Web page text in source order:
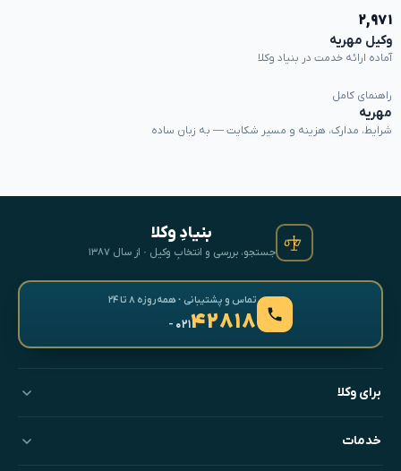
۲,۹۷۱
وکیل مهریه
آماده ارائه خدمت در بنیاد وکلا
راهنمای کامل
مهریه
شرایط، مدارک، هزینه و مسیر شکایت — به زبان ساده
بنیادِ وکلا
جستجو، بررسی و انتخابِ وکیل · از سال ۱۳۸۷
تماس و پشتیبانی · همه‌روزه ۸ تا ۲۴
۴۲۸۱۸- ۰۲۱
برای وکلا
خدمات